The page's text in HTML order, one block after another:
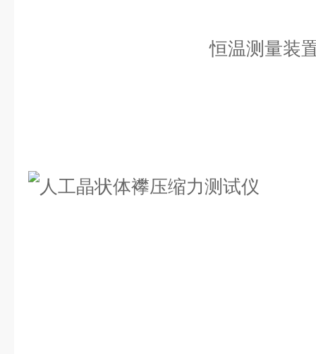
恒温测量装